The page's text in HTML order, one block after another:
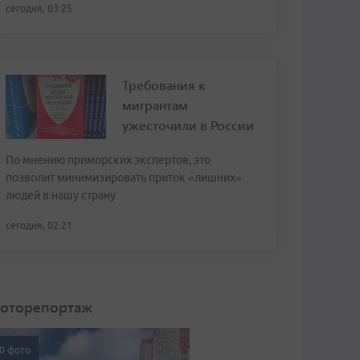
сегодня, 03:25
Требования к
мигрантам
ужесточили в России
По мнению приморских экспертов, это
позволит минимизировать приток «лишних»
людей в нашу страну
сегодня, 02:21
фото